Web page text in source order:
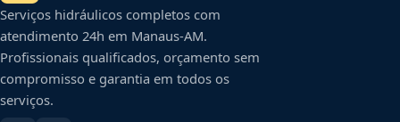
Serviços hidráulicos completos com
atendimento 24h em Manaus-AM.
Profissionais qualificados, orçamento sem
compromisso e garantia em todos os
serviços.